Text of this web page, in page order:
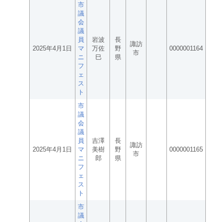
2025年4月1日
市
議
会
議
員
マ
ニ
フ
ェ
ス
ト
岩波
万佐
巳
長
野
県
諏訪
市
0000001164
2025年4月1日
市
議
会
議
員
マ
ニ
フ
ェ
ス
ト
吉澤
美樹
郎
長
野
県
諏訪
市
0000001165
市
議